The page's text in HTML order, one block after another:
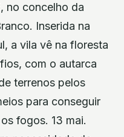
no concelho da
Inserida na
a vila vê na floresta
com o autarca
terrenos pelos
para conseguir
fogos. 13 mai.